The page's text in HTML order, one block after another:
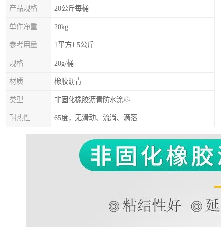
产品规格 20公斤每桶
单件净重 20kg
参考用量 1平方1.5公斤
规格 20g/桶
材质 橡胶沥青
类型 非固化橡胶沥青防水涂料
耐热性 65度，无滑动、流淌、滴落